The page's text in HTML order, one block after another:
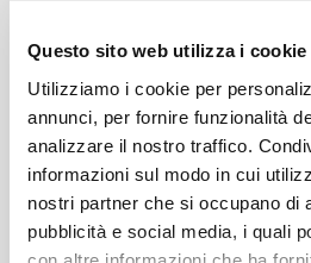
Questo sito web utilizza i cookie
Utilizziamo i cookie per
annunci, per fornire funzionalità
analizzare il nostro traffico.
informazioni sul modo in cui
nostri partner che si occupano di
pubblicità e social media, i quali
con altre informazioni che ha
MONT